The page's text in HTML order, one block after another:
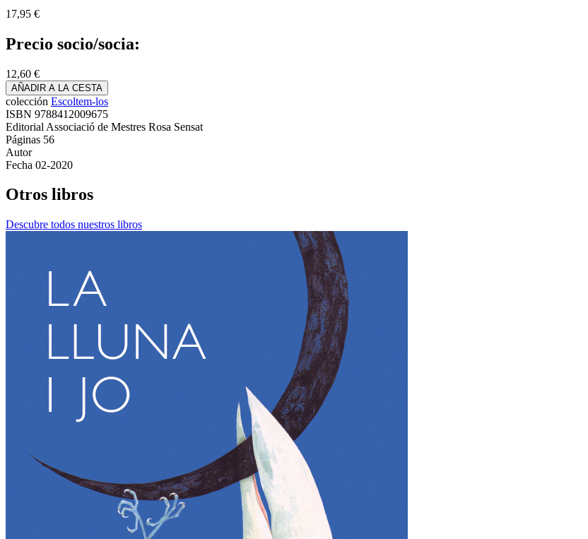
17,95 €
Precio socio/socia:
12,60 €
AÑADIR A LA CESTA
colección Escoltem-los
ISBN 9788412009675
Editorial Associació de Mestres Rosa Sensat
Páginas 56
Autor
Fecha 02-2020
Otros libros
Descubre todos nuestros libros